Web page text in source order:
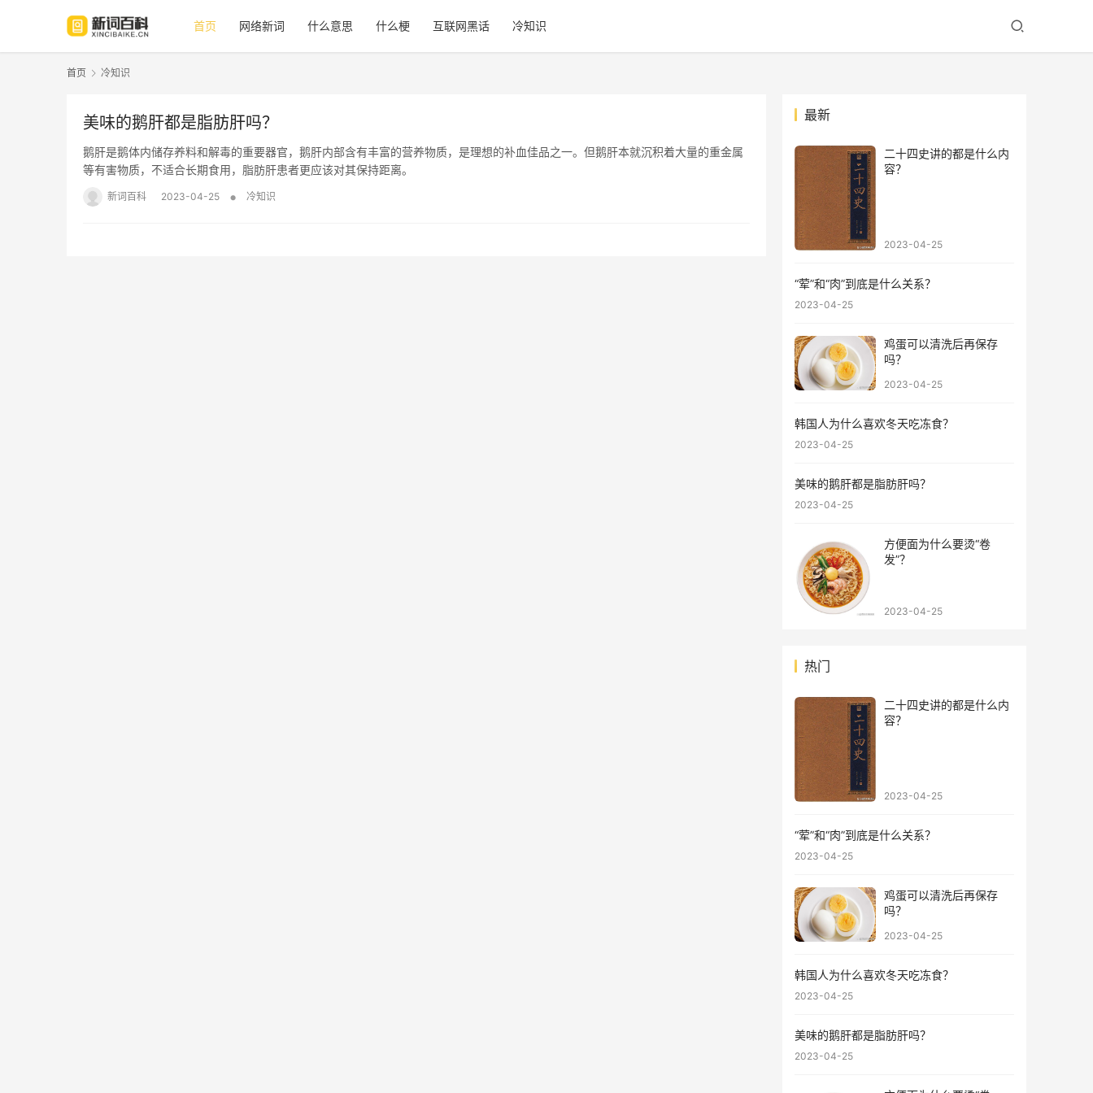
首页 网络新词 什么意思 什么梗 互联网黑话 冷知识
首页 冷知识
美味的鹅肝都是脂肪肝吗？
鹅肝是鹅体内储存养料和解毒的重要器官，鹅肝内部含有丰富的营养物质，是理想的补血佳品之一。但鹅肝本就沉积着大量的重金属
等有害物质，不适合长期食用，脂肪肝患者更应该对其保持距离。
新词百科 2023-04-25 • 冷知识
最新
二十四史讲的都是什么内
容？
2023-04-25
“荤”和“肉”到底是什么关系？
2023-04-25
鸡蛋可以清洗后再保存
吗？
2023-04-25
韩国人为什么喜欢冬天吃冻食？
2023-04-25
美味的鹅肝都是脂肪肝吗？
2023-04-25
方便面为什么要烫“卷
发”？
2023-04-25
热门
二十四史讲的都是什么内
容？
2023-04-25
“荤”和“肉”到底是什么关系？
2023-04-25
鸡蛋可以清洗后再保存
吗？
2023-04-25
韩国人为什么喜欢冬天吃冻食？
2023-04-25
美味的鹅肝都是脂肪肝吗？
2023-04-25